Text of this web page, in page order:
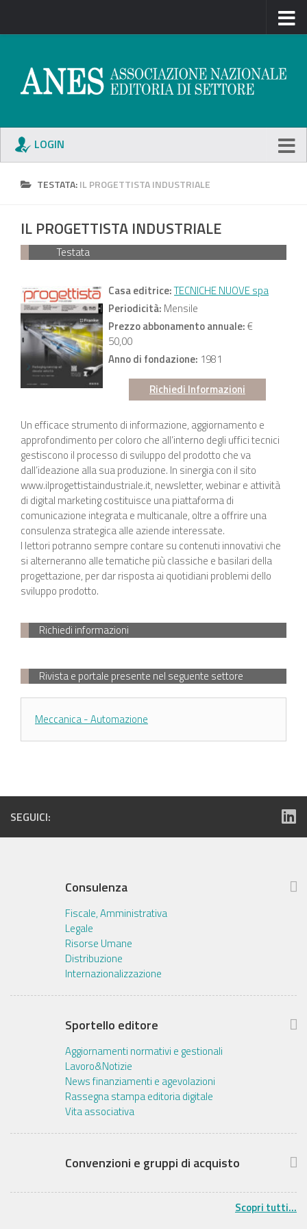
LOGIN
TESTATA:IL PROGETTISTA INDUSTRIALE
IL PROGETTISTA INDUSTRIALE
Testata
Casa editrice:TECNICHE NUOVE spa
Periodicità: Mensile
Prezzo abbonamento annuale:€
50,00
Anno di fondazione: 1981
Richiedi Informazioni
Un efficace strumento di informazione, aggiornamento e
approfondimento per coloro che all’interno degli uffici tecnici
gestiscono il processo di sviluppo del prodotto che va
dall’ideazione alla sua produzione. In sinergia con il sito
www.ilprogettistaindustriale.it, newsletter, webinar e attività
di digital marketing costituisce una piattaforma di
comunicazione integrata e multicanale, oltre a offrire una
consulenza strategica alle aziende interessate.
I lettori potranno sempre contare su contenuti innovativi che
si alterneranno alle tematiche più classiche e basilari della
progettazione, per dar risposta ai quotidiani problemi dello
sviluppo prodotto.
Richiedi informazioni
Rivista e portale presente nel seguente settore
Meccanica - Automazione
SEGUICI:
Consulenza
Fiscale, Amministrativa
Legale
Risorse Umane
Distribuzione
Internazionalizzazione
Sportello editore
Aggiornamenti normativi e gestionali
Lavoro&Notizie
News finanziamenti e agevolazioni
Rassegna stampa editoria digitale
Vita associativa
Convenzioni e gruppi di acquisto
Scopri tutti...